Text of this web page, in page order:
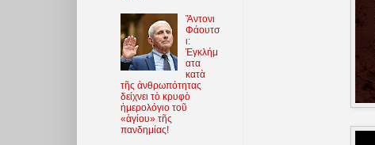
Ἄντονι
Φάουτσ
ι:
Ἐγκλήμ
ατα
κατὰ
τῆς ἀνθρωπότητας
δείχνει τὸ κρυφὸ
ἡμερολόγιο τοῦ
«ἁγίου» τῆς
πανδημίας!